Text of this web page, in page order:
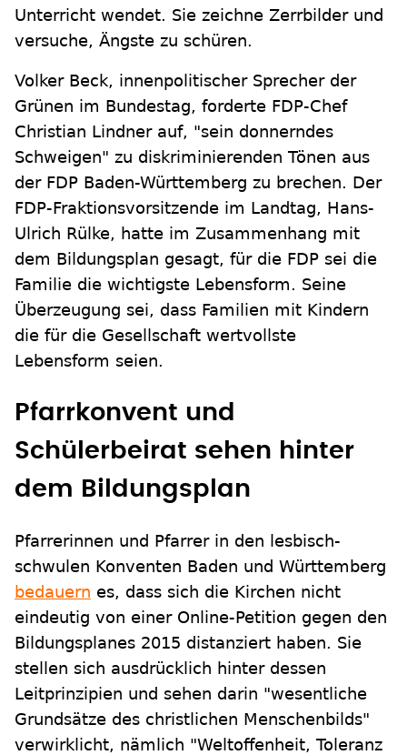
Unterricht wendet. Sie zeichne Zerrbilder und
versuche, Ängste zu schüren.
Volker Beck, innenpolitischer Sprecher der
Grünen im Bundestag, forderte FDP-Chef
Christian Lindner auf, "sein donnerndes
Schweigen" zu diskriminierenden Tönen aus
der FDP Baden-Württemberg zu brechen. Der
FDP-Fraktionsvorsitzende im Landtag, Hans-
Ulrich Rülke, hatte im Zusammenhang mit
dem Bildungsplan gesagt, für die FDP sei die
Familie die wichtigste Lebensform. Seine
Überzeugung sei, dass Familien mit Kindern
die für die Gesellschaft wertvollste
Lebensform seien.
Pfarrkonvent und
Schülerbeirat sehen hinter
dem Bildungsplan
Pfarrerinnen und Pfarrer in den lesbisch-
schwulen Konventen Baden und Württemberg
bedauern es, dass sich die Kirchen nicht
eindeutig von einer Online-Petition gegen den
Bildungsplanes 2015 distanziert haben. Sie
stellen sich ausdrücklich hinter dessen
Leitprinzipien und sehen darin "wesentliche
Grundsätze des christlichen Menschenbilds"
verwirklicht, nämlich "Weltoffenheit, Toleranz